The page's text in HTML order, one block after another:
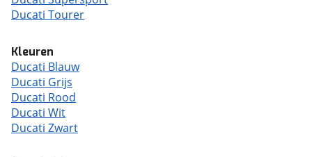
Ducati Tourer
Kleuren
Ducati Blauw
Ducati Grijs
Ducati Rood
Ducati Wit
Ducati Zwart